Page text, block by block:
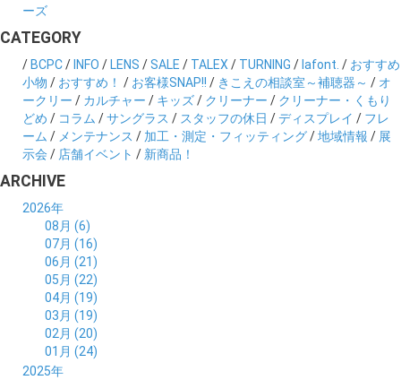
ーズ
CATEGORY
/ BCPC/ INFO / LENS /SALE / TALEX / TURNING / lafont. / おすすめ
小物 / おすすめ！ / お客様SNAP!! / きこえの相談室～補聴器～ / オ
ークリー / カルチャー / キッズ/ クリーナー / クリーナー・くもり
どめ / コラム /サングラス / スタッフの休日 /ディスプレイ / フレ
ーム / メンテナンス / 加工・測定・フィッティング/地域情報 / 展
示会 / 店舗イベント / 新商品！
ARCHIVE
2026年
08月 (6)
07月 (16)
06月 (21)
05月 (22)
04月 (19)
03月 (19)
02月 (20)
01月 (24)
2025年